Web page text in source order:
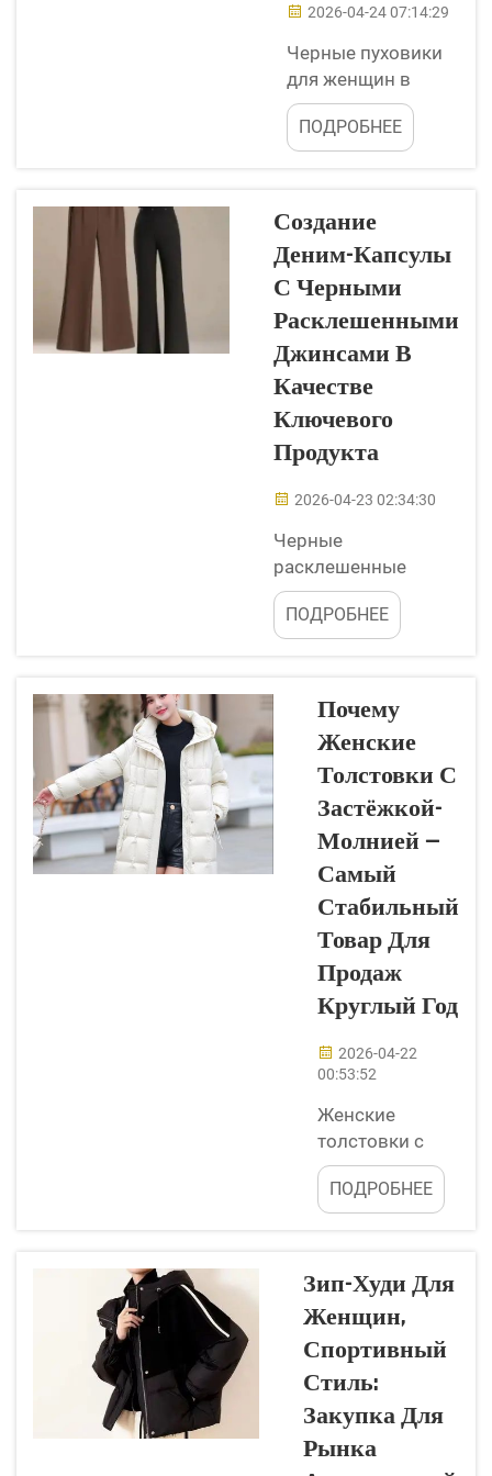
2026-04-24 07:14:29
Черные пуховики
для женщин в
последнее время
становятся
особенно
уютные, выглядят
стильно и
идеально подходят
для холодной
погоды. Многие
люди хотят их
приобрести — и на
то есть веские
причины! Когда вы
думаете об
рисками запасов,
ПОДРОБНЕЕ
Создание
Деним-Капсулы
С Черными
Расклешенными
Джинсами В
Качестве
Ключевого
Продукта
2026-04-23 02:34:30
Черные
расклешенные
джинсы
возвращаются в
моду с большой
центральным
элементом вашей
деним-капсулы.
Компания Jiayi
Clothing знает,
насколько важно
которые легко
комбинируются
между собой. С
черными
расклешенными
джинсами у вас есть
нечто...
ПОДРОБНЕЕ
Почему
Женские
Толстовки С
Застёжкой-
Молнией —
Самый
Стабильный
Товар Для
Продаж
Круглый Год
2026-04-22
00:53:52
Женские
толстовки с
застёжкой-
молнией
пользуются
в течение всего
года. Они
удобны,
выглядят
стильно и
практически
для любой
ПОДРОБНЕЕ
Зип-Худи Для
Женщин,
Спортивный
Стиль:
Закупка Для
Рынка